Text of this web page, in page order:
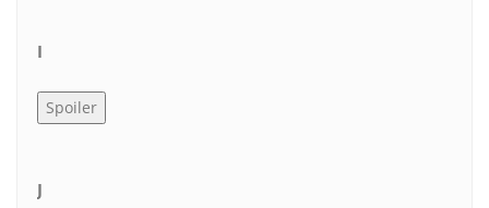
I
J